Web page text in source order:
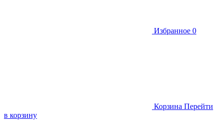
Избранное 0
Корзина Перейти
в корзину